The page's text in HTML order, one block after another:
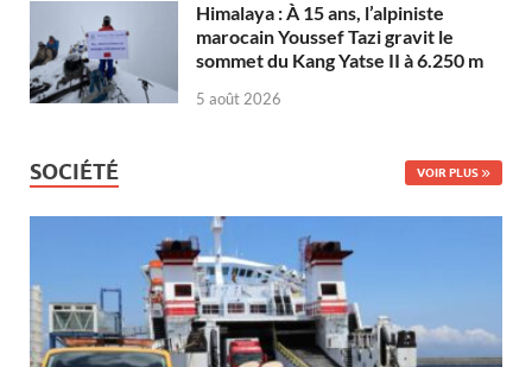
Himalaya : À 15 ans, l’alpiniste
marocain Youssef Tazi gravit le
sommet du Kang Yatse II à 6.250 m
5 août 2026
SOCIÉTÉ VOIR PLUS